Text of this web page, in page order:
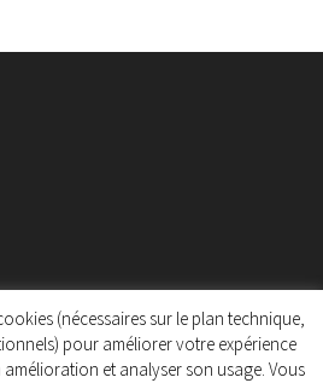
(nécessaires sur le plan technique,
pour améliorer votre expérience
et analyser son usage. Vous